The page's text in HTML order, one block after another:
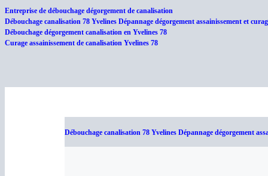
Entreprise de débouchage dégorgement de canalisation
Débouchage canalisation 78 Yvelines Dépannage dégorgement assainissement et
Débouchage dégorgement canalisation en Yvelines 78
Curage assainissement de canalisation Yvelines 78
Débouchage canalisation 78 Yvelines Dépannage dégorgement